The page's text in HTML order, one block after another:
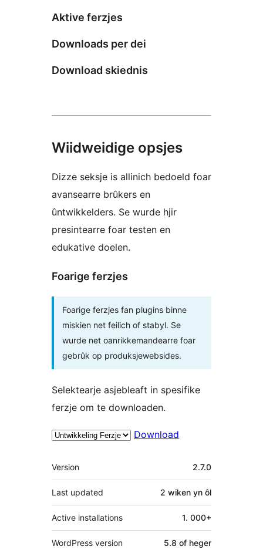
Aktive ferzjes
Downloads per dei
Download skiednis
Wiidweidige opsjes
Dizze seksje is allinich bedoeld foar
avansearre brûkers en
ûntwikkelders. Se wurde hjir
presintearre foar testen en
edukative doelen.
Foarige ferzjes
Foarige ferzjes fan plugins binne
miskien net feilich of stabyl. Se
wurde net oanrikkemandearre foar
gebrûk op produksjewebsides.
Selektearje asjebleaft in spesifike
ferzje om te downloaden.
Download
Meta
Version 2.7.0
Last updated 2 wiken yn ôl
Active installations 1. 000+
WordPress version 5.8 of heger